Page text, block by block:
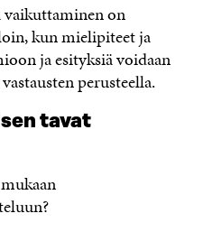
on
kun mielipiteet ja
ja esityksiä voidaan
perusteella.
tavat